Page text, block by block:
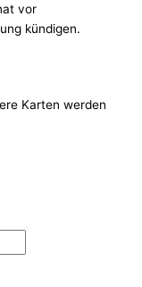
vor
kündigen.
Karten werden